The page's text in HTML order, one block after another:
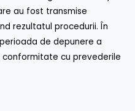
au fost transmise
rezultatul procedurii. În
de depunere a
cu prevederile